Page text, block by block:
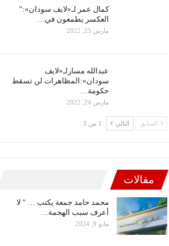
كمال عمر لـ«لايف سودان»:”
العكسر يطمعون في…
مارس 25, 2022
عبدالله مسارلـ«لايف
سودان»:المظاهرات لن تسقط
حكومة…
مارس 24, 2022
السابق التالي 1 من 3
مقالات
محمد حامد جمعة يكتب … ” لا
أعرف سبب الهجمة…
مايو 9, 2024